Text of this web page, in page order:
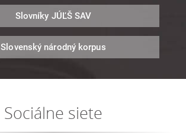
Slovníky JÚĽŠ SAV
Slovenský národný korpus
Sociálne siete